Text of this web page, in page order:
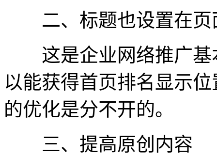
二、标题也设置在页
这是企业网络推广基
以能获得首页排名显示
的优化是分不开的。
三、提高原创内容